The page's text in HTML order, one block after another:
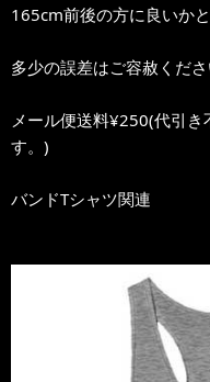
165cm前後の方に良いか
多少の誤差はご容赦くださ
メール便送料¥250(代引
す。)
バンドTシャツ関連